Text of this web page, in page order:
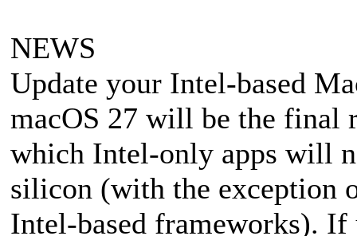
NEWS
Update your Intel-based
macOS 27 will be the final
which Intel-only apps will
silicon (with the exception
Intel-based frameworks). If